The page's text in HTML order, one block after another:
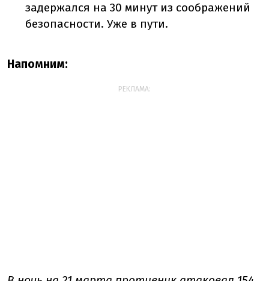
задержался на 30 минут из соображений
безопасности. Уже в пути.
Напомним:
РЕКЛАМА: